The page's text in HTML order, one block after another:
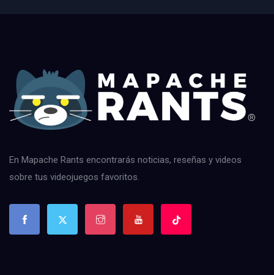
En Mapache Rants encontrarás noticias, reseñas y videos
sobre tus videojuegos favoritos.